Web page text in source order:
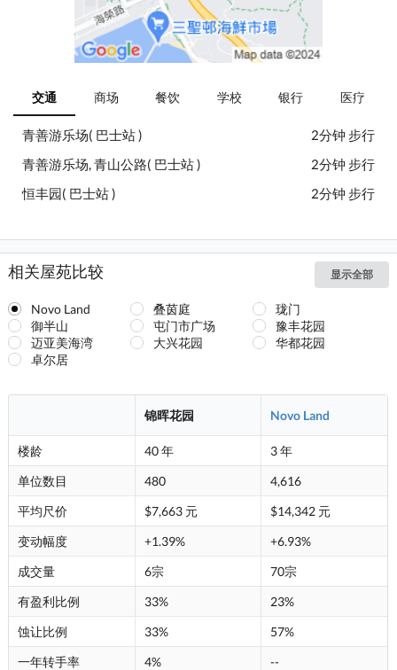
交通 商场 餐饮 学校 银行 医疗
青善游乐场( 巴士站 )
2分钟 步行
青善游乐场, 青山公路( 巴士站 )
2分钟 步行
恒丰园( 巴士站 )
2分钟 步行
相关屋苑比较 显示全部
Novo Land 叠茵庭
珑门
御半山
屯门市广场
豫丰花园
迈亚美海湾
大兴花园
华都花园
卓尔居
锦晖花园 Novo Land
楼龄 40 年
3 年
单位数目
480
4,616
平均尺价
$7,663 元
$14,342 元
变动幅度
+1.39%
+6.93%
成交量
6宗
70宗
有盈利比例
33%
23%
蚀让比例
33%
57%
一年转手率
4% --